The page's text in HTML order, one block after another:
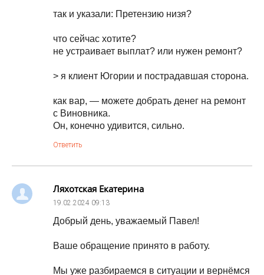
так и указали: Претензию низя?
что сейчас хотите?
не устраивает выплат? или нужен ремонт?
> я клиент Югории и пострадавшая сторона.
как вар, — можете добрать денег на ремонт
с Виновника.
Он, конечно удивится, сильно.
Ответить
Ляхотская Екатерина
19.02.2024 09:13
Добрый день, уважаемый Павел!
Ваше обращение принято в работу.
Мы уже разбираемся в ситуации и вернёмся